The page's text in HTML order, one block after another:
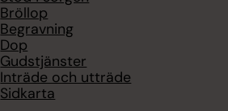
Bröllop
Begravning
Dop
Gudstjänster
Inträde och utträde
Sidkarta